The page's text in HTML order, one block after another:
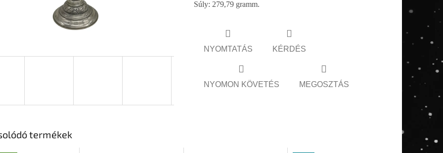
Súly: 279,79 gramm.
NYOMTATÁS KÉRDÉS
NYOMON KÖVETÉS MEGOSZTÁS
termékek